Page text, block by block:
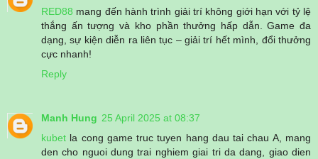
RED88 mang đến hành trình giải trí không giới hạn với tỷ lệ
thắng ấn tượng và kho phần thưởng hấp dẫn. Game đa
dạng, sự kiện diễn ra liên tục – giải trí hết mình, đổi thưởng
cực nhanh!
Reply
Manh Hung 25 April 2025 at 08:37
kubet la cong game truc tuyen hang dau tai chau A, mang
den cho nguoi dung trai nghiem giai tri da dang, giao dien